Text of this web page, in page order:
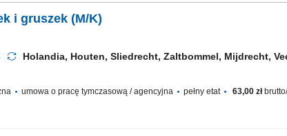
Pracownik do zbioru jabłek i gruszek (M/K)
Holandia, Houten, Sliedrecht, Zaltbommel, Mijdrecht,
umowa o pracę tymczasową / agencyjna pełny etat 63,00 zł